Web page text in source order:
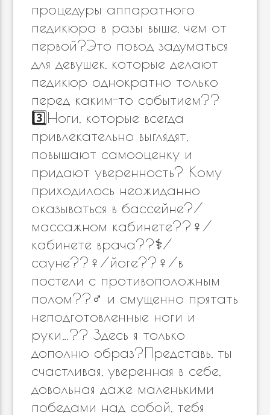
процедуры аппаратного
педикюра в разы выше, чем от
первой?Это повод задуматься
для девушек, которые делают
педикюр однократно только
перед каким-то событием??
3️⃣Ноги, которые всегда
привлекательно выглядят,
повышают самооценку и
придают уверенность? Кому
приходилось неожиданно
оказываться в бассейне?/
массажном кабинете??‍♀️/
кабинете врача??‍⚕️/
сауне??‍♀️/йоге??‍♀️/в
постели с противоположным
полом??‍♂️ и смущенно прятать
неподготовленные ноги и
руки…?? Здесь я только
дополню образ?Представь, ты
счастливая, уверенная в себе,
довольная даже маленькими
победами над собой, тебя